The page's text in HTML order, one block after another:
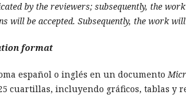
by the reviewers; subsequently, the
will be accepted. Subsequently, the work
format
español o inglés en un documento
cuartillas, incluyendo gráficos, tablas y